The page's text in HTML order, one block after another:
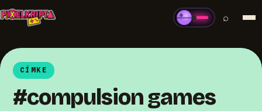
⌕
CÍMKE
#compulsion games